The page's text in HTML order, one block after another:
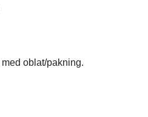
oblat/pakning.